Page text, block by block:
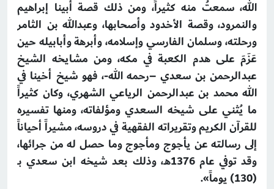
الله، سمعتُ منه كثيراً، ومن ذلك قصة أبينا إبراهيم
والنمرود، وقصة الأخدود وأصحابها، وعبدالله بن الثامر
ورحلته، وسلمان الفارسي وإسلامه، وأبرهة وأبابيله حين
عَزَمَ على هدم الكعبة في مكه، ومن مشايخه الشيخ
عبدالرحمن بن سعدي –رحمه الله-، فهو شيخ أخينا في
الله محمد بن عبدالرحمن الرياعي الشهري، وكان كثيراً
ما يُثني على شيخه السعدي ومؤلفاته، ومنها تفسيره
للقرآن الكريم وتقريراته الفقهية في دروسه، مشيراً أحياناً
إلى رسالته عن يأجوج ومأجوج وما حصل له من جرائها،
وقد توفي عام 1376هـ، وذلك بعد شيخه ابن سعدي بـ
(130) يوماً».